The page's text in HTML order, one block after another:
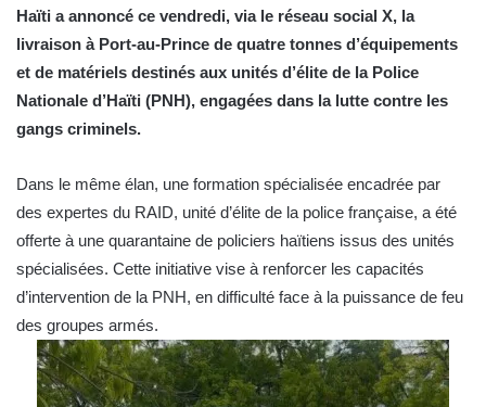
Haïti a annoncé ce vendredi, via le réseau social X, la
livraison à Port-au-Prince de quatre tonnes d’équipements
et de matériels destinés aux unités d’élite de la Police
Nationale d’Haïti (PNH), engagées dans la lutte contre les
gangs criminels.
Dans le même élan, une formation spécialisée encadrée par
des expertes du RAID, unité d’élite de la police française, a été
offerte à une quarantaine de policiers haïtiens issus des unités
spécialisées. Cette initiative vise à renforcer les capacités
d’intervention de la PNH, en difficulté face à la puissance de feu
des groupes armés.